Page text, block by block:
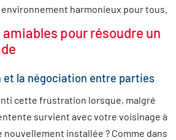
harmonieux pour tous.
pour résoudre un
et la négociation entre parties
cette frustration lorsque, malgré
survient avec votre voisinage à
nouvellement installée ? Comme dans